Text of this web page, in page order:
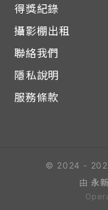
得獎紀錄
攝影棚出租
聯絡我們
隱私說明
服務條款
© 2024 -
由 永